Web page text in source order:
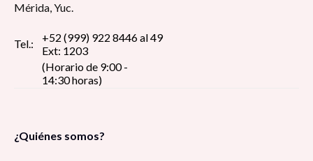
La perspectiva estudiantil universitaria en
tiempos de pandemia: reflexión y debate 8:30
am
Pin up girls, construcción del estereotipo de la
Mérida, Yuc.
Tel.:
+52 (999) 922 8446 al 49
Ext: 1203
(Horario de 9:00 -
14:30 horas)
¿Quiénes somos?